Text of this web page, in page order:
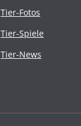
Tier-Fotos
Tier-Spiele
Tier-News